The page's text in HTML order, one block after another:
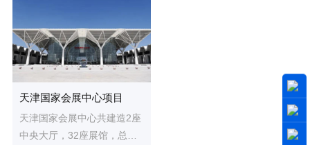
天津国家会展中心项目
天津国家会展中心共建造2座
中央大厅，32座展馆，总建